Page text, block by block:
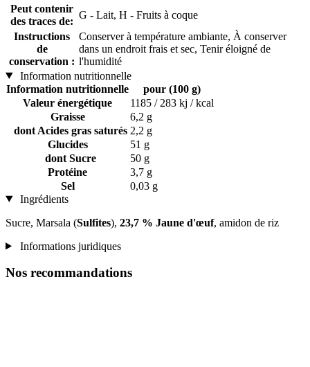
Peut contenir
des traces de:
G - Lait, H - Fruits à coque
Instructions
de
conservation :
Conserver à température ambiante, À conserver
dans un endroit frais et sec, Tenir éloigné de
l'humidité
Information nutritionnelle
Information nutritionnelle
pour (100 g)
Valeur énergétique
1185 / 283 kj / kcal
Graisse
6,2 g
dont Acides gras saturés 2,2 g
Glucides
51 g
dont Sucre
50 g
Protéine
3,7 g
Sel
0,03 g
Ingrédients
Sucre, Marsala (Sulfites), 23,7 % Jaune d'œuf, amidon de riz
Informations juridiques
Nos recommandations